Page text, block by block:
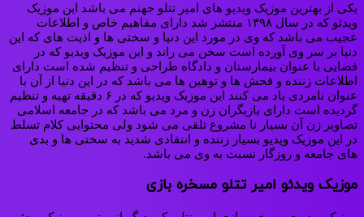
یکی از بهترین موزیک ویدیو های امیر تتلو جهنم می‌ باشد این موزیک
ویدئو که در سال ۱۳۹۸ منتشر شد دارای مفاهیم خاص و اطلاعات
عجیب می‌ باشد که وی در مورد این دنیا و سختی‌ ها و اذیت‌ های که این
دنیا بر سر وی آورده‌ است سخن می‌ راند و این موزیک ویدیو که در
فضایی با عنوان بیمارستان و دادگاه طراحی و تنظیم‌ شده است دارای
اطلاعات زننده و فحش‌ ها و توهین‌ ها می‌ باشد که در این دنیا از آن با
عنوان نامردی یاد می‌ کنند این موزیک ویدیو که در ۶ دقیقه تهیه و تنظیم
گردیده‌ است دارای بازیگران زن و مرد می‌ باشد که در جامعه اسلامی
تصاویر زن آن بسیار نا مشروع تلقی می‌ شود ولی محتوایی کلام تسلط
در این موزیک ویدیو بسیار زننده و انتقادی شدید به سختی‌ ها و بدی‌
های جامعه و روزگار نسبت‌ به وی می‌ باشد.
موزیک ویدئو امیر تتلو مسخره بازی